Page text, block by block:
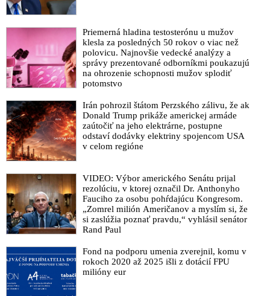
Generál Milan Lučanský – prvá obeť zločinného Matovičovho
režimu
VIDEO: Dozorcovia dobili generála Lučanského. Zabili ste mi
kamaráta a zbabrali ste všetko, čo sa dalo, odkazuje štátnym
orgánom bezpečnostný analytik Žitný
VIDEO: Smrť generála Lučanskéhe je neuveriteľná záležitosť
a vysiela to signál do Európy a celého sveta. Úmrtie
policajného exprezidenta bude mať pre Slovensko nedozierne
následky, vyhlásila bývalá prokurátorka Generálnej
prokuratúry
VIDEO: Lučanského tragédia je prekročením všetkých hraníc
demokracie, reaguje exminister vnútra Kaliňák
Policajný exprezident generál Milan Lučanský zomrel na
následky incidentu, ktorý spôsobila politická šikana
Matovičovej vlády a korporátnych médií
V nemocnici zomiera Matovičov politický väzeň generál
Lučanský a premiér traumatizuje sociopatickými statusmi
Harabin: Samovražda Lučanského sa podobá „samovražde“
pedofila Epsteina
Baránek: Neverím, že generál Lučanský spáchal samovraždu.
Priemerná hladina testosterónu u mužov
klesla za posledných 50 rokov o viac než
polovicu. Najnovšie vedecké analýzy a
správy prezentované odborníkmi poukazujú
na ohrozenie schopnosti mužov splodiť
potomstvo
Irán pohrozil štátom Perzského zálivu, že ak
Donald Trump prikáže americkej armáde
zaútočiť na jeho elektrárne, postupne
odstaví dodávky elektriny spojencom USA
v celom regióne
VIDEO: Výbor amerického Senátu prijal
rezolúciu, v ktorej označil Dr. Anthonyho
Fauciho za osobu pohŕdajúcu Kongresom.
„Zomrel milión Američanov a myslím si, že
si zaslúžia poznať pravdu,“ vyhlásil senátor
Rand Paul
Fond na podporu umenia zverejnil, komu v
rokoch 2020 až 2025 išli z dotácií FPU
milióny eur